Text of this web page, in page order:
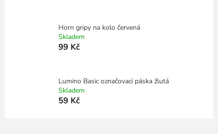
Horn gripy na kolo červená
Skladem
99 Kč
Lumino Basic označovací páska žlutá
Skladem
59 Kč